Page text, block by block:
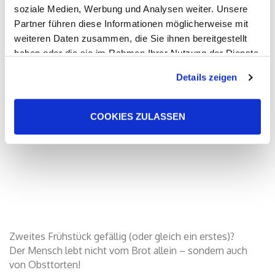
soziale Medien, Werbung und Analysen weiter. Unsere
Partner führen diese Informationen möglicherweise mit
weiteren Daten zusammen, die Sie ihnen bereitgestellt
haben oder die sie im Rahmen Ihrer Nutzung der Dienste
Cookies, wenn Sie unsere Webseite weiterhin nutzen.
Details zeigen
COOKIES ZULASSEN
Zweites Frühstück gefällig (oder gleich ein erstes)?
Der Mensch lebt nicht vom Brot allein – sondern auch
von Obsttorten!